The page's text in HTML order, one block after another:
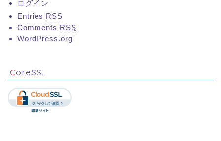
ログイン
Entries RSS
Comments RSS
WordPress.org
CoreSSL